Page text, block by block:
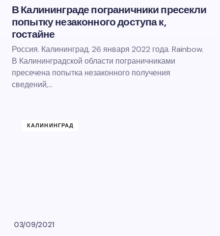
В Калининграде пограничники пресекли
попытку незаконного доступа к,
гостайне
Россия. Калининград. 26 января 2022 года. Rainbow.
В Калининградской области пограничниками
пресечена попытка незаконного получения
сведений,…
КАЛИНИНГРАД
03/09/2021